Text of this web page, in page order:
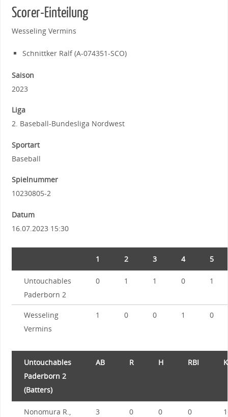
Scorer-Einteilung
Wesseling Vermins
Schnittker Ralf (A-074351-SCO)
Saison
2023
Liga
2. Baseball-Bundesliga Nordwest
Sportart
Baseball
Spielnummer
10230805-2
Datum
16.07.2023 15:30
1 2 3 4 5
Untouchables
Paderborn 2
0 1 1 0 1
Wesseling
Vermins
1 0 0 1 0
Untouchables
Paderborn 2
(Batters)
AB R H RBI K
Nonomura R.,
3 0 0 0 1